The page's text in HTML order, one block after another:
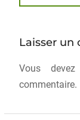
o
k
o
Laisser un
Vous
commentaire.